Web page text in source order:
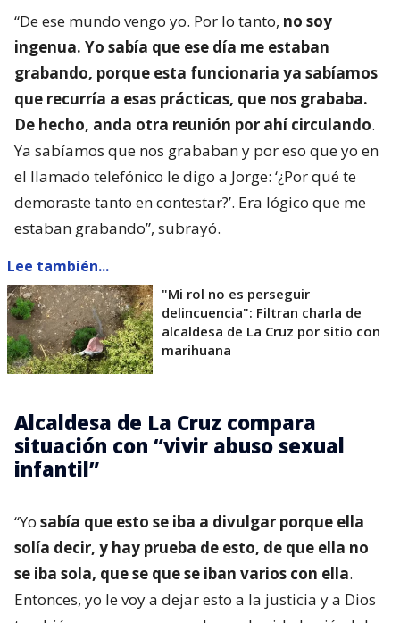
“De ese mundo vengo yo. Por lo tanto, no soy
ingenua. Yo sabía que ese día me estaban
grabando, porque esta funcionaria ya sabíamos
que recurría a esas prácticas, que nos grababa.
De hecho, anda otra reunión por ahí circulando.
Ya sabíamos que nos grababan y por eso que yo en
el llamado telefónico le digo a Jorge: ‘¿Por qué te
demoraste tanto en contestar?’. Era lógico que me
estaban grabando”, subrayó.
Lee también...
"Mi rol no es perseguir
delincuencia": Filtran charla de
alcaldesa de La Cruz por sitio con
marihuana
Alcaldesa de La Cruz compara
situación con “vivir abuso sexual
infantil”
“Yo sabía que esto se iba a divulgar porque ella
solía decir, y hay prueba de esto, de que ella no
se iba sola, que se que se iban varios con ella.
Entonces, yo le voy a dejar esto a la justicia y a Dios